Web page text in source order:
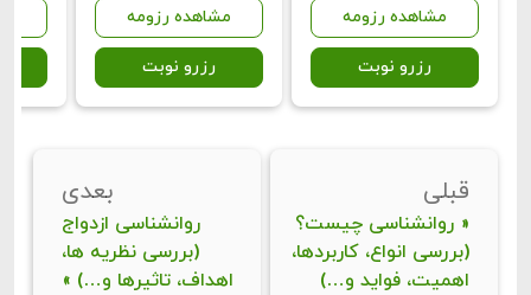
مشاهده رزومه
رزرو نوبت
مشاهده رزومه
رزرو نوبت
قبلی
« روانشناسی چیست؟
(بررسی انواع، کاربردها،
اهمیت، فواید و…)
بعدی
روانشناسی ازدواج
(بررسی نظریه ها،
اهداف، تاثیرها و…) »